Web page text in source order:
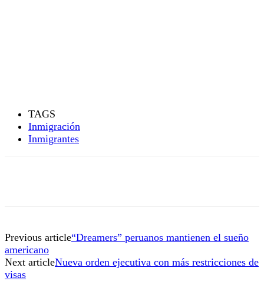
TAGS
Inmigración
Inmigrantes
Previous article“Dreamers” peruanos mantienen el sueño
americano
Next articleNueva orden ejecutiva con más restricciones de
visas